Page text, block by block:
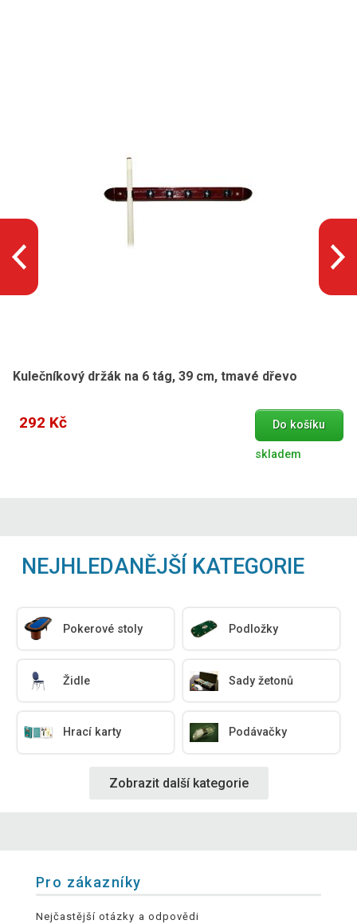
Kulečníkový držák na 6 tág, 39 cm, tmavé dřevo
292 Kč Do košíku
skladem
NEJHLEDANĚJŠÍ KATEGORIE
Pokerové stoly Podložky
Židle Sady žetonů
Hrací karty Podávačky
Zobrazit další kategorie
Pro zákazníky
Nejčastější otázky a odpovědi